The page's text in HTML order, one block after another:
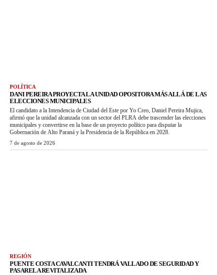
POLÍTICA
DANI PEREIRA PROYECTA LA UNIDAD OPOSITORA MÁS ALLÁ DE LAS
ELECCIONES MUNICIPALES
El candidato a la Intendencia de Ciudad del Este por Yo Creo, Daniel Pereira Mujica,
afirmó que la unidad alcanzada con un sector del PLRA debe trascender las elecciones
municipales y convertirse en la base de un proyecto político para disputar la
Gobernación de Alto Paraná y la Presidencia de la República en 2028.
7 de agosto de 2026
REGIÓN
PUENTE COSTA CAVALCANTI TENDRÁ VALLADO DE SEGURIDAD Y
PASARELA REVITALIZADA